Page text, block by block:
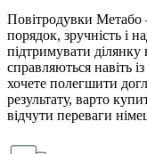
Повітродувки Метабо
порядок, зручність і
підтримувати ділянку
справляються навіть
хочете полегшити
результату, варто
відчути переваги